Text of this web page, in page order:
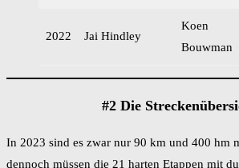
2022 Jai Hindley
Koen
Bouwman
#2 Die
In 2023 sind es zwar nur 90 km und 400 hm
dennoch müssen die 21 harten Etappen mit